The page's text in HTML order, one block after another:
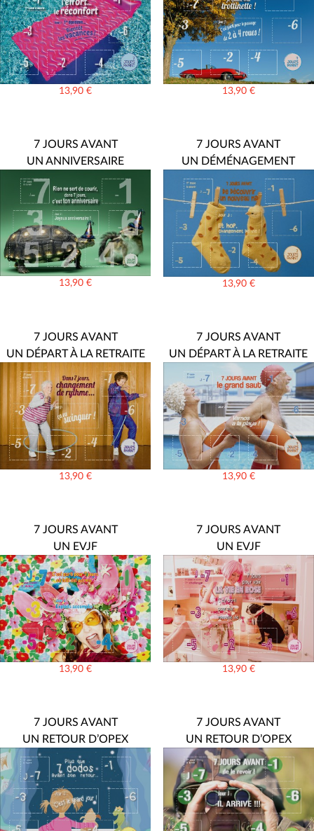
13,90€ 13,90 €
7 JOURS AVANT
UN ANNIVERSAIRE
13,90€
7 JOURS AVANT
UN DÉMÉNAGEMENT
13,90 €
7 JOURS AVANT
UN DÉPART À LA RETRAITE
13,90€
7 JOURS AVANT
UN DÉPART À LA RETRAITE
13,90 €
7 JOURS AVANT
UN EVJF
13,90€
7 JOURS AVANT
UN EVJF
13,90 €
7 JOURS AVANT
UN RETOUR D’OPEX
7 JOURS AVANT
UN RETOUR D’OPEX